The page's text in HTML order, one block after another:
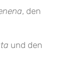
, den
und den